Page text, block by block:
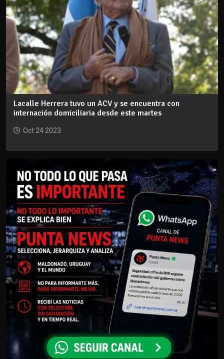
Lacalle Herrera tuvo un ACV y se encuentra con
internación domiciliaria desde este martes
Oct 24 2023